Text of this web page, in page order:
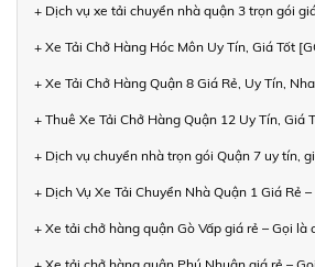
+ Dịch vụ xe tải chuyển nhà quận 3 trọn gói
+ Xe Tải Chở Hàng Hóc Môn Uy Tín, Giá Tốt
+ Xe Tải Chở Hàng Quận 8 Giá Rẻ, Uy Tín,
+ Thuê Xe Tải Chở Hàng Quận 12 Uy Tín, Giá
+ Dịch vụ chuyển nhà trọn gói Quận 7 uy tín,
+ Dịch Vụ Xe Tải Chuyển Nhà Quận 1 Giá Rẻ
+ Xe tải chở hàng quận Gò Vấp giá rẻ – Gọi là